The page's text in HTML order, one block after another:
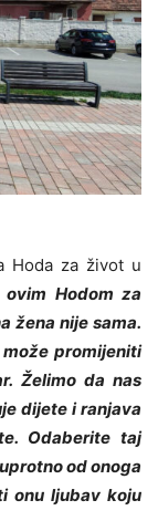
Hoda za život u
ovim Hodom za
žena nije sama.
promijeniti
Želimo da nas
dijete i ranjava
Odaberite taj
od onoga
onu ljubav koju